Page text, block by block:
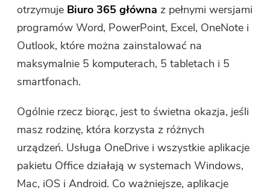
otrzymuje Biuro 365 główna z pełnymi wersjami
programów Word, PowerPoint, Excel, OneNote i
Outlook, które można zainstalować na
maksymalnie 5 komputerach, 5 tabletach i 5
smartfonach.
Ogólnie rzecz biorąc, jest to świetna okazja, jeśli
masz rodzinę, która korzysta z różnych
urządzeń. Usługa OneDrive i wszystkie aplikacje
pakietu Office działają w systemach Windows,
Mac, iOS i Android. Co ważniejsze, aplikacje